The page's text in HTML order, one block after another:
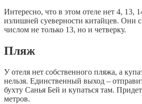
Интересно, что в этом отеле нет 4, 13,
излишней суеверности китайцев. Они
числом не только 13, но и четверку.
Пляж
У отеля нет собственного пляжа, а
нельзя. Единственный выход –
бухту Санья Бей и купаться там.
метров.